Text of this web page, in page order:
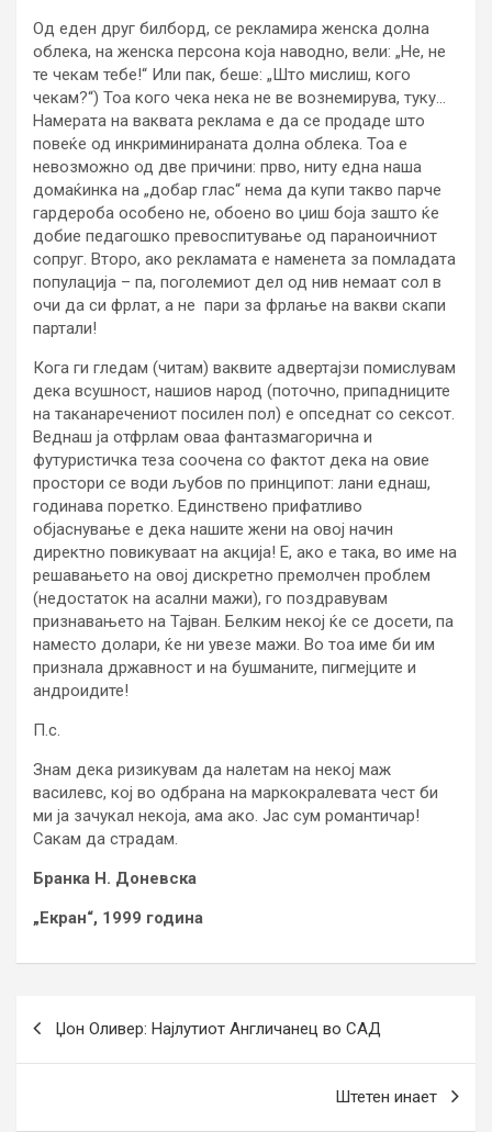
Од еден друг билборд, се рекламира женска долна
облека, на женска персона која наводно, вели: „Не, не
те чекам тебе!“ Или пак, беше: „Што мислиш, кого
чекам?“) Тоа кого чека нека не ве вознемирува, туку…
Намерата на ваквата реклама е да се продаде што
повеќе од инкриминираната долна облека. Тоа е
невозможно од две причини: прво, ниту една наша
домаќинка на „добар глас“ нема да купи такво парче
гардероба особено не, обоено во џиш боја зашто ќе
добие педагошко превоспитување од параноичниот
сопруг. Второ, ако рекламата е наменета за помладата
популација – па, поголемиот дел од нив немаат сол в
очи да си фрлат, а не пари за фрлање на вакви скапи
партали!
Кога ги гледам (читам) ваквите адвертајзи помислувам
дека всушност, нашиов народ (поточно, припадниците
на таканаречениот посилен пол) е опседнат со сексот.
Веднаш ја отфрлам оваа фантазмагорична и
футуристичка теза соочена со фактот дека на овие
простори се води љубов по принципот: лани еднаш,
годинава поретко. Единствено прифатливо
објаснување е дека нашите жени на овој начин
директно повикуваат на акција! Е, ако е така, во име на
решавањето на овој дискретно премолчен проблем
(недостаток на асални мажи), го поздравувам
признавањето на Тајван. Белким некој ќе се досети, па
наместо долари, ќе ни увезе мажи. Во тоа име би им
признала државност и на бушманите, пигмејците и
андроидите!
П.с.
Знам дека ризикувам да налетам на некој маж
василевс, кој во одбрана на маркокралевата чест би
ми ја зачукал некоја, ама ако. Јас сум романтичар!
Сакам да страдам.
Бранка Н. Доневска
„Екран“, 1999 година
navigation
Џон Оливер: Најлутиот Англичанец во САД
Штетен инает